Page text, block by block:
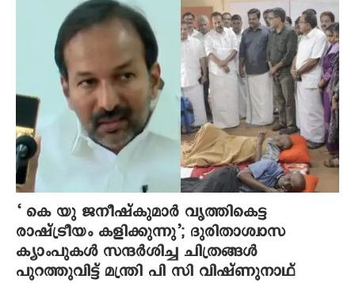
‘ കെ യു ജനീഷ്‌കുമാര്‍ വൃത്തികെട്ട
രാഷ്ട്രീയം കളിക്കുന്നു’; ദുരിതാശ്വാസ
ക്യാംപുകള്‍ സന്ദര്‍ശിച്ച ചിത്രങ്ങള്‍
പുറത്തുവിട്ട് മന്ത്രി പി സി വിഷ്ണുനാഥ്